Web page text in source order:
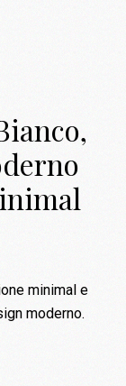
minimal e
moderno.